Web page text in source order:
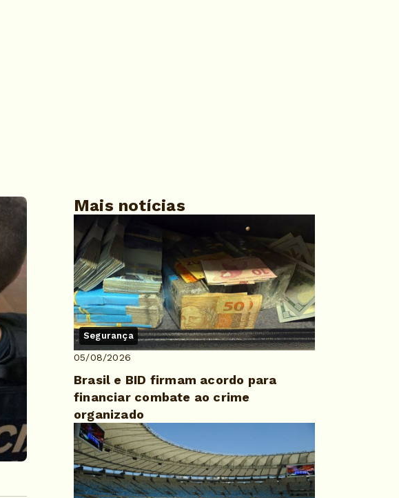
Mais notícias
Segurança
05/08/2026
Brasil e BID firmam acordo para
financiar combate ao crime
organizado